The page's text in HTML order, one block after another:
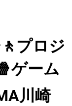
プロジ
ゲーム
川崎